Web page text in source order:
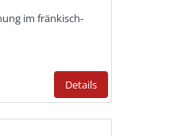
im fränkisch-
Details